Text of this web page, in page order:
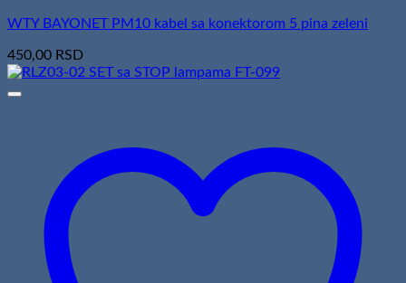
WTY BAYONET PM10 kabel sa konektorom 5 pina zeleni
450,00 RSD